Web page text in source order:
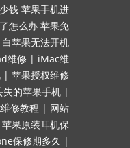
钱 苹果手机进
怎么办 苹果免
白苹果无法开机
维修 | iMac维
| 苹果授权维修
失的苹果手机 |
修教程 | 网站
苹果原装耳机保
保修期多久 |